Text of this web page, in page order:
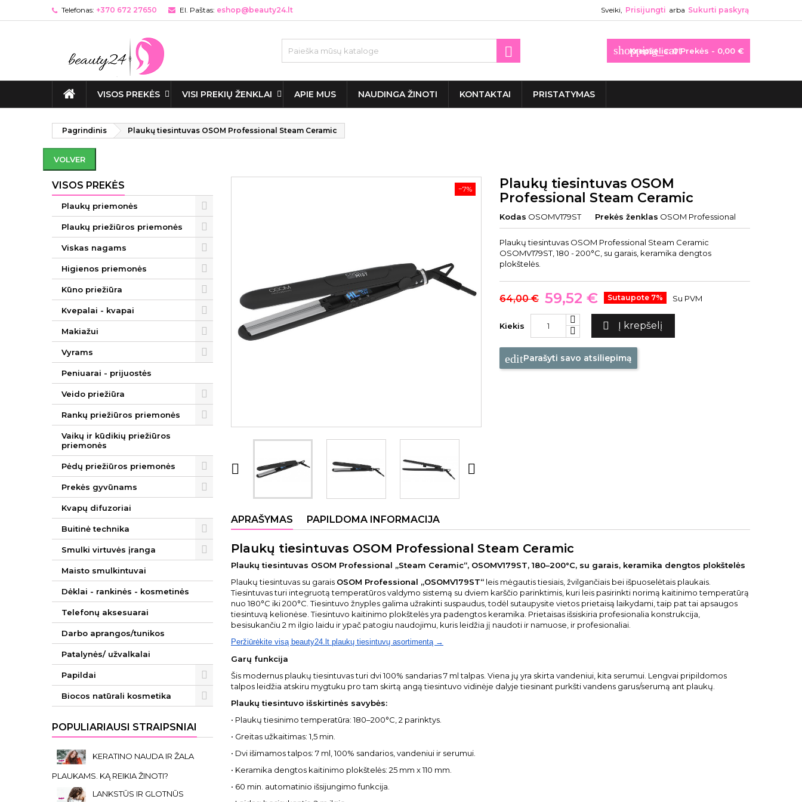
Telefonas: +370 672 27650 El. Paštas: eshop@beauty24.lt Sveiki, Prisijungti arba Sukurti paskyrą
shopping_cart
Krepšelis: 0Prekės - 0,00 €

VISOS PREKĖS VISI PREKIŲ ŽENKLAI APIE MUS NAUDINGA ŽINOTI KONTAKTAI PRISTATYMAS
Pagrindinis Plaukų tiesintuvas OSOM Professional Steam Ceramic
VOLVER
VISOS PREKĖS
Plaukų priemonės
Plaukų priežiūros priemonės
Viskas nagams
Higienos priemonės
Kūno priežiūra
Kvepalai - kvapai
Makiažui
Vyrams
Peniuarai - prijuostės
Veido priežiūra
Rankų priežiūros priemonės
Vaikų ir kūdikių priežiūros
priemonės
Pėdų priežiūros priemonės
Prekės gyvūnams
Kvapų difuzoriai
Buitinė technika
Smulki virtuvės įranga
Maisto smulkintuvai
Dėklai - rankinės - kosmetinės
Telefonų aksesuarai
Darbo aprangos/tunikos
Patalynės/ užvalkalai
Papildai
Biocos natūrali kosmetika
POPULIARIAUSI STRAIPSNIAI
KERATINO NAUDA IR ŽALA
PLAUKAMS. KĄ REIKIA ŽINOTI?
LANKSTŪS IR GLOTNŪS
−7%
 
Plaukų tiesintuvas OSOM
Professional Steam Ceramic
Kodas OSOMV179ST Prekės ženklas OSOM Professional
Plaukų tiesintuvas OSOM Professional Steam Ceramic
OSOMV179ST, 180 - 200°C, su garais, keramika dengtos
plokštelės.
64,00 € 59,52 € Sutaupote 7% Su PVM
Kiekis  Į krepšelį
editParašyti savo atsiliepimą
APRAŠYMAS PAPILDOMA INFORMACIJA
Plaukų tiesintuvas OSOM Professional Steam Ceramic
Plaukų tiesintuvas OSOM Professional „Steam Ceramic“, OSOMV179ST, 180–200°C, su garais, keramika dengtos plokštelės
Plaukų tiesintuvas su garais OSOM Professional „OSOMV179ST“ leis mėgautis tiesiais, žvilgančiais bei išpuoselėtais plaukais.
Tiesintuvas turi integruotą temperatūros valdymo sistemą su dviem karščio parinktimis, kuri leis pasirinkti norimą kaitinimo temperatūrą
nuo 180°C iki 200°C. Tiesintuvo žnyples galima užrakinti suspaudus, todėl sutaupysite vietos prietaisą laikydami, taip pat tai apsaugos
tiesintuvą kelionėse. Tiesintuvo kaitinimo plokštelės yra padengtos keramika. Prietaisas išsiskiria profesionalia konstrukcija,
besisukančiu 2 m ilgio laidu ir ypač patogiu naudojimu, kuris leidžia jį naudoti ir namuose, ir profesionaliai.
Peržiūrėkite visą beauty24.lt plaukų tiesintuvų asortimentą →
Garų funkcija
Šis modernus plaukų tiesintuvas turi dvi 100% sandarias 7 ml talpas. Viena jų yra skirta vandeniui, kita serumui. Lengvai pripildomos
talpos leidžia atskiru mygtuku pro tam skirtą angą tiesintuvo vidinėje dalyje tiesinant purkšti vandens garus/serumą ant plaukų.
Plaukų tiesintuvo išskirtinės savybės:
• Plaukų tiesinimo temperatūra: 180–200°C, 2 parinktys.
• Greitas užkaitimas: 1,5 min.
• Dvi išimamos talpos: 7 ml, 100% sandarios, vandeniui ir serumui.
• Keramika dengtos kaitinimo plokštelės: 25 mm x 110 mm.
• 60 min. automatinio išsijungimo funkcija.